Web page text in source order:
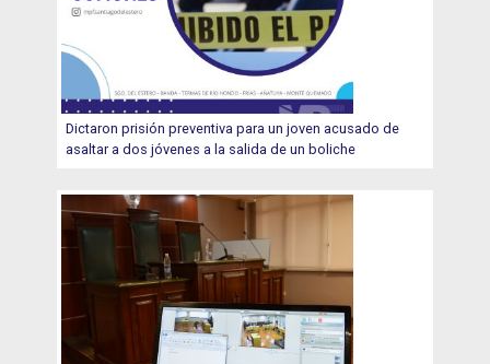
Dictaron prisión preventiva para un joven acusado de
asaltar a dos jóvenes a la salida de un boliche